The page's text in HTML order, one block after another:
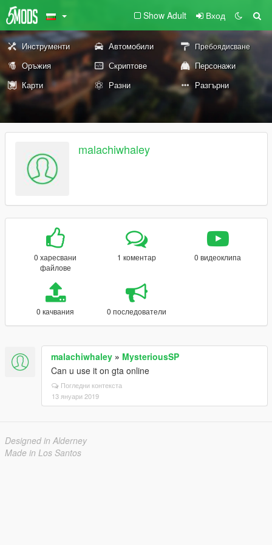
Show Adult Вход
Инструменти Автомобили Пребоядисване
Оръжия Скриптове
Персонажи
Карти
Разни Разгърни
malachiwhaley
0 харесвани
файлове
1 коментар 0 видеоклипа
0 качвания 0 последователи
malachiwhaley » MysteriousSP
Can u use it on gta online
Погледни контекста
13 януари 2019
Designed in Alderney
Made in Los Santos